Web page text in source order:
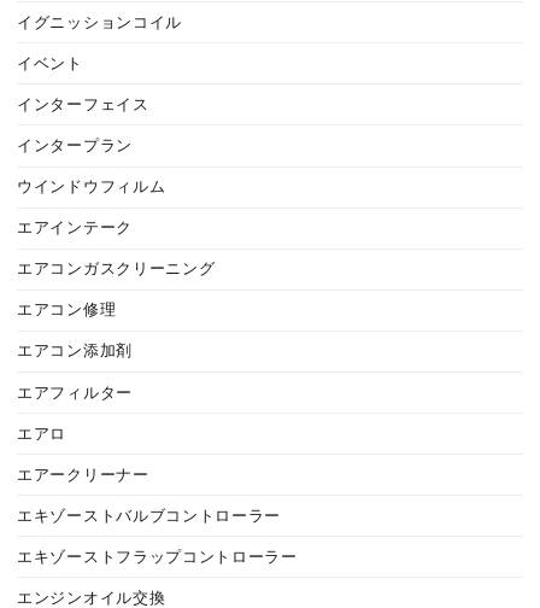
イグニッションコイル
イベント
インターフェイス
インタープラン
ウインドウフィルム
エアインテーク
エアコンガスクリーニング
エアコン修理
エアコン添加剤
エアフィルター
エアロ
エアークリーナー
エキゾーストバルブコントローラー
エキゾーストフラップコントローラー
エンジンオイル交換